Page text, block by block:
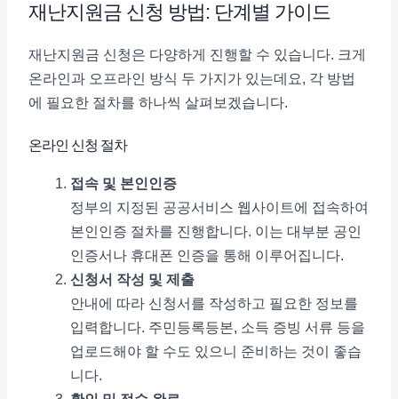
재난지원금 신청 방법: 단계별 가이드
재난지원금 신청은 다양하게 진행할 수 있습니다. 크게
온라인과 오프라인 방식 두 가지가 있는데요, 각 방법
에 필요한 절차를 하나씩 살펴보겠습니다.
온라인 신청 절차
접속 및 본인인증
정부의 지정된 공공서비스 웹사이트에 접속하여
본인인증 절차를 진행합니다. 이는 대부분 공인
인증서나 휴대폰 인증을 통해 이루어집니다.
신청서 작성 및 제출
안내에 따라 신청서를 작성하고 필요한 정보를
입력합니다. 주민등록등본, 소득 증빙 서류 등을
업로드해야 할 수도 있으니 준비하는 것이 좋습
니다.